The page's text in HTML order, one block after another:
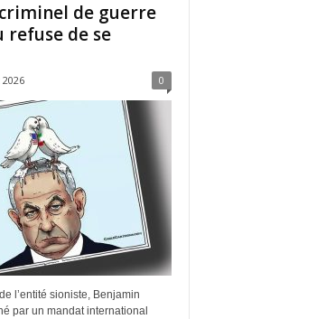
criminel de guerre
refuse de se
0
l’entité sioniste, Benjamin
par un mandat international